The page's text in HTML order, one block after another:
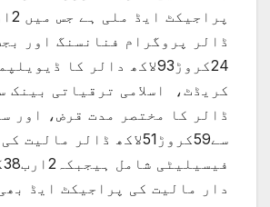
ڈالر پروگرام فنانسنگ اور
24کروڑ93لاکھ دالر کا
ڈالر کا مختصر مدت قرض، اور
سے59کروڑ51لاکھ ڈالر
دار مالیت کی پراجیکٹ ایڈ